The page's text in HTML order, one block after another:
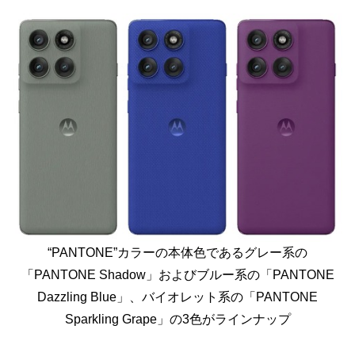
“PANTONE”カラーの本体色であるグレー系の
「PANTONE Shadow」およびブルー系の「PANTONE
Dazzling Blue」、バイオレット系の「PANTONE
Sparkling Grape」の3色がラインナップ